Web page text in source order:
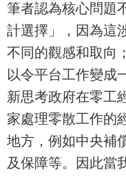
筆者認為核心問題
計選擇」，因為這
不同的觀感和取向
以令平台工作變成
新思考政府在零工
家處理零散工作的
地方，例如中央補
及保障等。因此當